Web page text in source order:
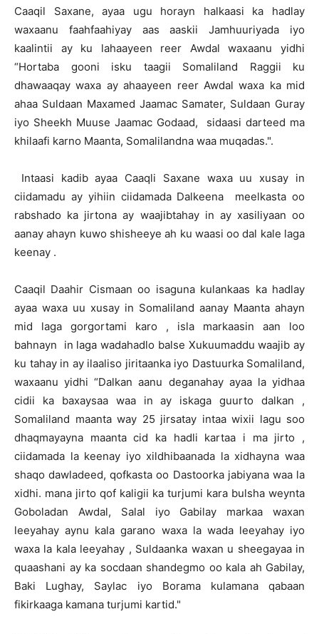
Caaqil Saxane, ayaa ugu horayn halkaasi ka hadlay
waxaanu faahfaahiyay aas aaskii Jamhuuriyada iyo
kaalintii ay ku lahaayeen reer Awdal waxaanu yidhi
“Hortaba gooni isku taagii Somaliland Raggii ku
dhawaaqay waxa ay ahaayeen reer Awdal waxa ka mid
ahaa Suldaan Maxamed Jaamac Samater, Suldaan Guray
iyo Sheekh Muuse Jaamac Godaad, sidaasi darteed ma
khilaafi karno Maanta, Somalilandna waa muqadas.".
Intaasi kadib ayaa Caaqli Saxane waxa uu xusay in
ciidamadu ay yihiin ciidamada Dalkeena meelkasta oo
rabshado ka jirtona ay waajibtahay in ay xasiliyaan oo
aanay ahayn kuwo shisheeye ah ku waasi oo dal kale laga
keenay .
Caaqil Daahir Cismaan oo isaguna kulankaas ka hadlay
ayaa waxa uu xusay in Somaliland aanay Maanta ahayn
mid laga gorgortami karo , isla markaasin aan loo
bahnayn in laga wadahadlo balse Xukuumaddu waajib ay
ku tahay in ay ilaaliso jiritaanka iyo Dastuurka Somaliland,
waxaanu yidhi “Dalkan aanu deganahay ayaa la yidhaa
cidii ka baxaysaa waa in ay iskaga guurto dalkan ,
Somaliland maanta way 25 jirsatay intaa wixii lagu soo
dhaqmayayna maanta cid ka hadli kartaa i ma jirto ,
ciidamada la keenay iyo xildhibaanada la xidhayna waa
shaqo dawladeed, qofkasta oo Dastoorka jabiyana waa la
xidhi. mana jirto qof kaligii ka turjumi kara bulsha weynta
Goboladan Awdal, Salal iyo Gabilay markaa waxan
leeyahay aynu kala garano waxa la wada leeyahay iyo
waxa la kala leeyahay , Suldaanka waxan u sheegayaa in
quaashani ay ka socdaan shandegmo oo kala ah Gabilay,
Baki Lughay, Saylac iyo Borama kulamana qabaan
fikirkaaga kamana turjumi kartid."